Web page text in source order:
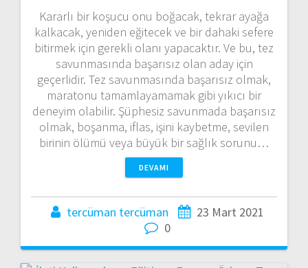
Kararlı bir koşucu onu boğacak, tekrar ayağa
kalkacak, yeniden eğitecek ve bir dahaki sefere
bitirmek için gerekli olanı yapacaktır. Ve bu, tez
savunmasında başarısız olan aday için
geçerlidir. Tez savunmasında başarısız olmak,
maratonu tamamlayamamak gibi yıkıcı bir
deneyim olabilir. Şüphesiz savunmada başarısız
olmak, boşanma, iflas, işini kaybetme, sevilen
birinin ölümü veya büyük bir sağlık sorunu…
DEVAMI
tercüman tercüman
23 Mart 2021
0